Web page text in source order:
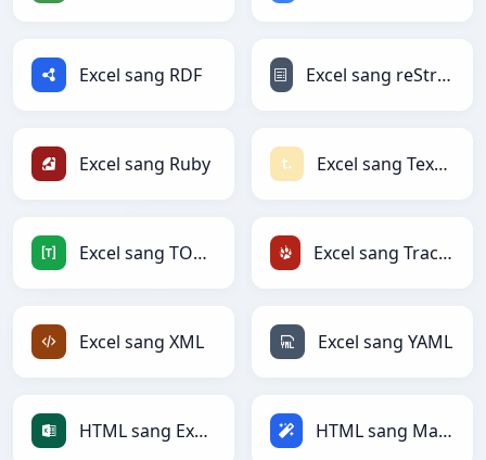
Excel sang RDF Excel sang reStructuredText
Excel sang Ruby Excel sang Textile
Excel sang TOML Excel sang TracWiki
Excel sang XML Excel sang YAML
HTML sang Excel HTML sang Magic